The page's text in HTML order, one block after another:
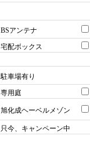
BSアンテナ
宅配ボックス
駐車場有り
専用庭
旭化成ヘーベルメゾン
只今、キャンペーン中